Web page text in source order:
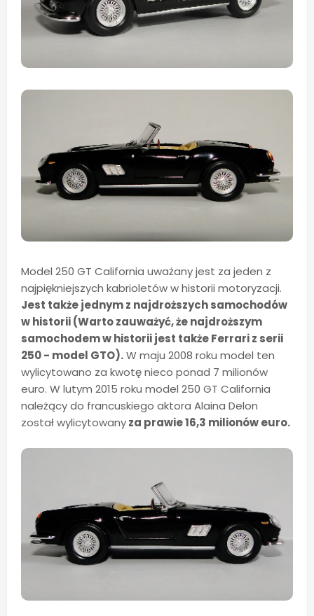
Model 250 GT California uważany jest za jeden z
najpiękniejszych kabrioletów w historii motoryzacji.
Jest także jednym z najdroższych samochodów
w historii (Warto zauważyć, że najdroższym
samochodem w historii jest także Ferrari z serii
250 - model GTO).W maju 2008 roku model ten
wylicytowano za kwotę nieco ponad 7 milionów
euro. W lutym 2015 roku model 250 GT California
należący do francuskiego aktora Alaina Delon
został wylicytowanyza prawie 16,3 milionów euro.